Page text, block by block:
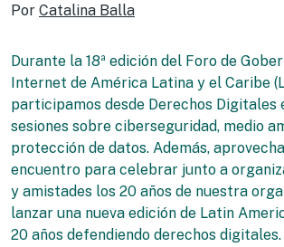
Por Catalina Balla
Durante la 18ª edición del Foro de
Internet de América Latina y el Caribe
participamos desde Derechos Digitales
sesiones sobre ciberseguridad, medio
protección de datos. Además,
encuentro para celebrar junto a
y amistades los 20 años de nuestra
lanzar una nueva edición de Latin
20 años defendiendo derechos